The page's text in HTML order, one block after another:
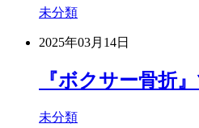
未分類
2025年03月14日
『ボクサー骨折
未分類